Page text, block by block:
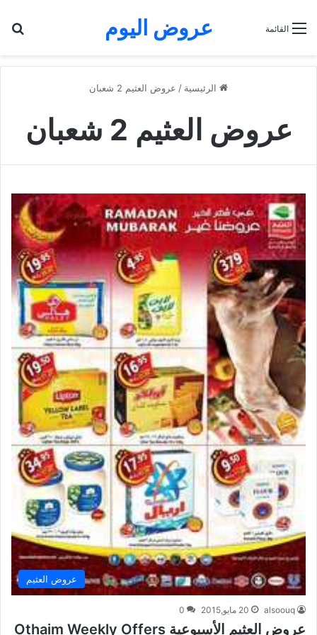
عروض اليوم القائمة
الرئيسية / عروض العثيم 2 شعبان
عروض العثيم 2 شعبان
عروض العثيم
alsoouq 20 مايو,2015 0
عروض العثيم الأسبوعية Othaim Weekly Offers